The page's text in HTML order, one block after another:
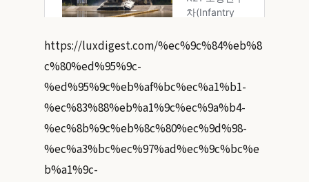
https://luxdigest.com/%ec%9c%84%eb%8
c%80%ed%95%9c-
%ed%95%9c%eb%af%bc%ec%a1%b1-
%ec%83%88%eb%a1%9c%ec%9a%b4-
%ec%8b%9c%eb%8c%80%ec%9d%98-
%ec%a3%bc%ec%97%ad%ec%9c%bc%e
b%a1%9c-